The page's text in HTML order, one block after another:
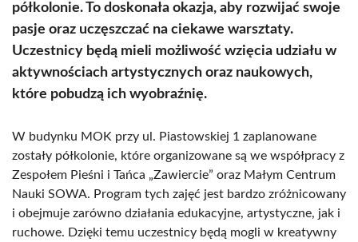
półkolonie. To doskonała okazja, aby rozwijać swoje
pasje oraz uczęszczać na ciekawe warsztaty.
Uczestnicy będą mieli możliwość wzięcia udziału w
aktywnościach artystycznych oraz naukowych,
które pobudzą ich wyobraźnię.
W budynku MOK przy ul. Piastowskiej 1 zaplanowane
zostały półkolonie, które organizowane są we współpracy z
Zespołem Pieśni i Tańca „Zawiercie” oraz Małym Centrum
Nauki SOWA. Program tych zajęć jest bardzo zróżnicowany
i obejmuje zarówno działania edukacyjne, artystyczne, jak i
ruchowe. Dzięki temu uczestnicy będą mogli w kreatywny